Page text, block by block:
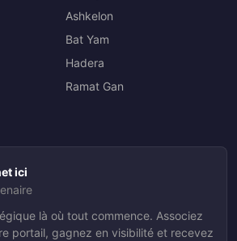
Ashkelon
Bat Yam
Hadera
Ramat Gan
ici
là où tout commence. Associez
portail, gagnez en visibilité et recevez